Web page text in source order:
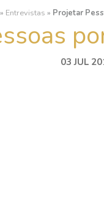
» Entrevistas » Projetar
03 JUL